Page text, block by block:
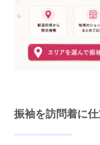
振袖を訪問着に仕